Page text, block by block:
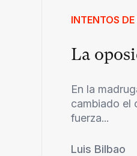
INTENTOS
La
En la
cambiado el
fuerza...
Luis Bilbao